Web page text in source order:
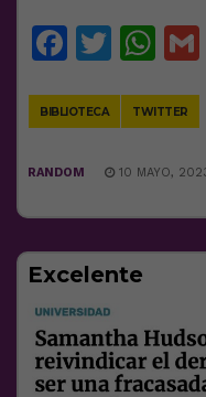
BIBLIOTECA TWITTER
RANDOM 10 MAYO,
Excelente